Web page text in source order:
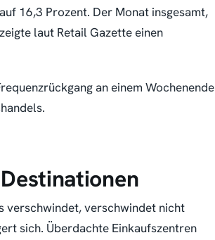
16,3 Prozent. Der Monat insgesamt,
laut Retail Gazette einen
an einem Wochenende
verschwindet, verschwindet nicht
sich. Überdachte Einkaufszentren